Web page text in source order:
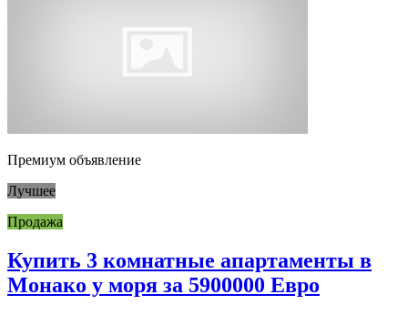
Премиум объявление
Лучшее
Продажа
Купить 3 комнатные апартаменты в
Монако у моря за 5900000 Евро